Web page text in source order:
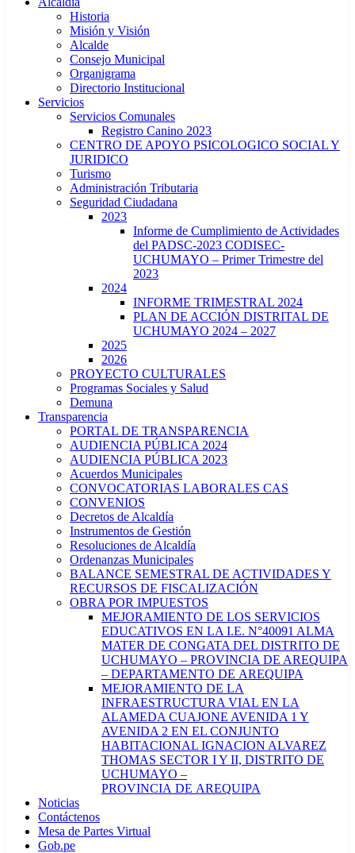
Historia
Misión y Visión
Alcalde
Consejo Municipal
Organigrama
Directorio Institucional
Servicios
Servicios Comunales
Registro Canino 2023
CENTRO DE APOYO PSICOLOGICO SOCIAL Y
JURIDICO
Turismo
Administración Tributaria
Seguridad Ciudadana
2023
Informe de Cumplimiento de Actividades
del PADSC-2023 CODISEC-
UCHUMAYO – Primer Trimestre del
2023
2024
INFORME TRIMESTRAL 2024
PLAN DE ACCIÓN DISTRITAL DE
UCHUMAYO 2024 – 2027
2025
2026
PROYECTO CULTURALES
Programas Sociales y Salud
Demuna
Transparencia
PORTAL DE TRANSPARENCIA
AUDIENCIA PÚBLICA 2024
AUDIENCIA PÚBLICA 2023
Acuerdos Municipales
CONVOCATORIAS LABORALES CAS
CONVENIOS
Decretos de Alcaldía
Instrumentos de Gestión
Resoluciones de Alcaldía
Ordenanzas Municipales
BALANCE SEMESTRAL DE ACTIVIDADES Y
RECURSOS DE FISCALIZACIÓN
OBRA POR IMPUESTOS
MEJORAMIENTO DE LOS SERVICIOS
EDUCATIVOS EN LA I.E. N°40091 ALMA
MATER DE CONGATA DEL DISTRITO DE
UCHUMAYO – PROVINCIA DE AREQUIPA
– DEPARTAMENTO DE AREQUIPA
MEJORAMIENTO DE LA
INFRAESTRUCTURA VIAL EN LA
ALAMEDA CUAJONE AVENIDA 1 Y
AVENIDA 2 EN EL CONJUNTO
HABITACIONAL IGNACION ALVAREZ
THOMAS SECTOR I Y II, DISTRITO DE
UCHUMAYO –
PROVINCIA DE AREQUIPA
Noticias
Contáctenos
Mesa de Partes Virtual
Gob.pe